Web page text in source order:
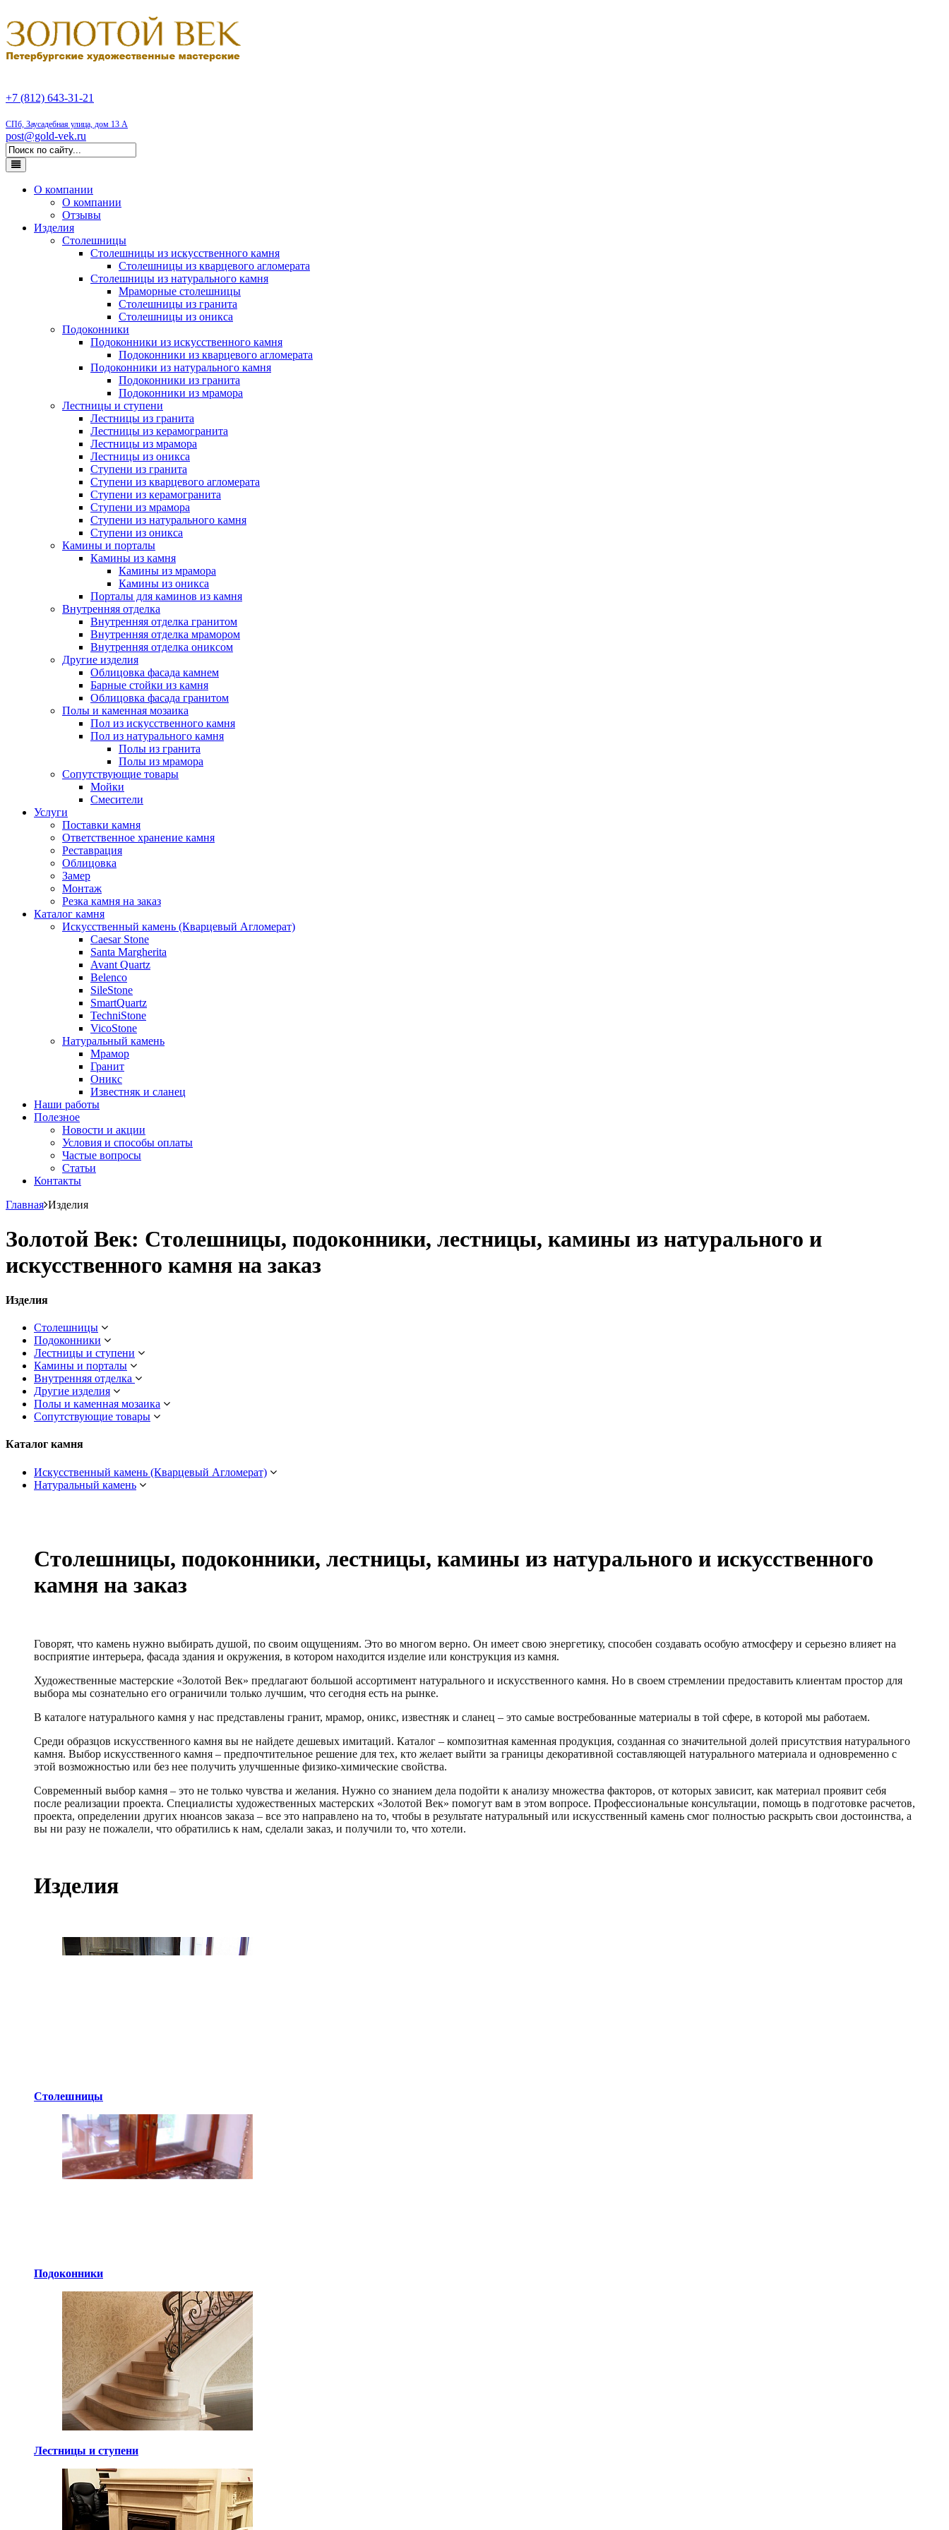
+7 (812) 643-31-21
СПб, Заусадебная улица, дом 13 А
post@gold-vek.ru
О компании
О компании
Отзывы
Изделия
Столешницы
Столешницы из искусственного камня
Столешницы из кварцевого агломерата
Столешницы из натурального камня
Мраморные столешницы
Столешницы из гранита
Столешницы из оникса
Подоконники
Подоконники из искусственного камня
Подоконники из кварцевого агломерата
Подоконники из натурального камня
Подоконники из гранита
Подоконники из мрамора
Лестницы и ступени
Лестницы из гранита
Лестницы из керамогранита
Лестницы из мрамора
Лестницы из оникса
Ступени из гранита
Ступени из кварцевого агломерата
Ступени из керамогранита
Ступени из мрамора
Ступени из натурального камня
Ступени из оникса
Камины и порталы
Камины из камня
Камины из мрамора
Камины из оникса
Порталы для каминов из камня
Внутренняя отделка
Внутренняя отделка гранитом
Внутренняя отделка мрамором
Внутренняя отделка ониксом
Другие изделия
Облицовка фасада камнем
Барные стойки из камня
Облицовка фасада гранитом
Полы и каменная мозаика
Пол из искусственного камня
Пол из натурального камня
Полы из гранита
Полы из мрамора
Сопутствующие товары
Мойки
Смесители
Услуги
Поставки камня
Ответственное хранение камня
Реставрация
Облицовка
Замер
Монтаж
Резка камня на заказ
Каталог камня
Искусственный камень (Кварцевый Агломерат)
Caesar Stone
Santa Margherita
Avant Quartz
Belenco
SileStone
SmartQuartz
TechniStone
VicoStone
Натуральный камень
Мрамор
Гранит
Оникс
Известняк и сланец
Наши работы
Полезное
Новости и акции
Условия и способы оплаты
Частые вопросы
Статьи
Контакты
Главная Изделия
Золотой Век: Столешницы, подоконники, лестницы, камины из натурального и
искусственного камня на заказ
Изделия
Столешницы
Подоконники
Лестницы и ступени
Камины и порталы
Внутренняя отделка
Другие изделия
Полы и каменная мозаика
Сопутствующие товары
Каталог камня
Искусственный камень (Кварцевый Агломерат)
Натуральный камень
Столешницы, подоконники, лестницы, камины из натурального и искусственного
камня на заказ
Говорят, что камень нужно выбирать душой, по своим ощущениям. Это во многом верно. Он имеет свою энергетику, способен создавать особую атмосферу и серьезно влияет на
восприятие интерьера, фасада здания и окружения, в котором находится изделие или конструкция из камня.
Художественные мастерские «Золотой Век» предлагают большой ассортимент натурального и искусственного камня. Но в своем стремлении предоставить клиентам простор для
выбора мы сознательно его ограничили только лучшим, что сегодня есть на рынке.
В каталоге натурального камня у нас представлены гранит, мрамор, оникс, известняк и сланец – это самые востребованные материалы в той сфере, в которой мы работаем.
Среди образцов искусственного камня вы не найдете дешевых имитаций. Каталог – композитная каменная продукция, созданная со значительной долей присутствия натурального
камня. Выбор искусственного камня – предпочтительное решение для тех, кто желает выйти за границы декоративной составляющей натурального материала и одновременно с
этой возможностью или без нее получить улучшенные физико-химические свойства.
Современный выбор камня – это не только чувства и желания. Нужно со знанием дела подойти к анализу множества факторов, от которых зависит, как материал проявит себя
после реализации проекта. Специалисты художественных мастерских «Золотой Век» помогут вам в этом вопросе. Профессиональные консультации, помощь в подготовке расчетов,
проекта, определении других нюансов заказа – все это направлено на то, чтобы в результате натуральный или искусственный камень смог полностью раскрыть свои достоинства, а
вы ни разу не пожалели, что обратились к нам, сделали заказ, и получили то, что хотели.
Изделия
Столешницы
Подоконники
Лестницы и ступени